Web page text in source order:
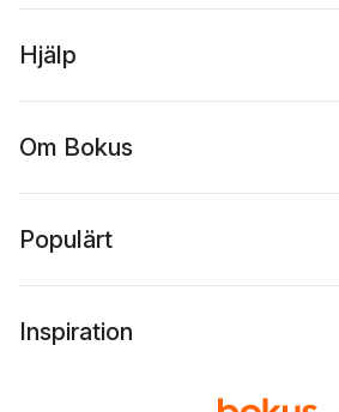
Hjälp
Om Bokus
Populärt
Inspiration